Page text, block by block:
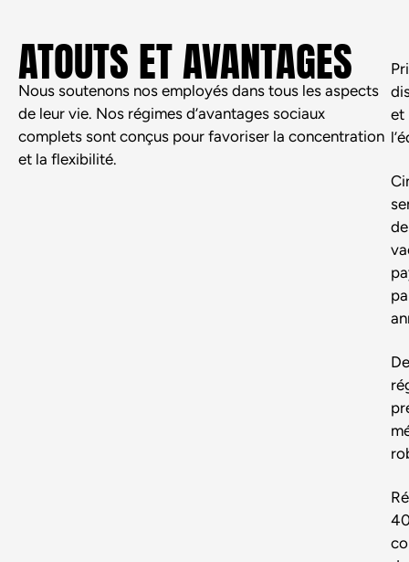
ATOUTS ET AVANTAGES
Nous soutenons nos employés dans tous les aspects
de leur vie. Nos régimes d’avantages sociaux
complets sont conçus pour favoriser la concentration
et la flexibilité.
et
de